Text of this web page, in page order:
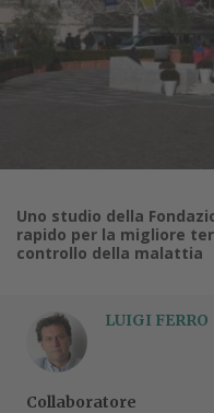
Uno studio della
rapido per la migliore
controllo della malattia
LUIGI FERRO
Collaboratore